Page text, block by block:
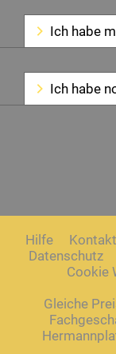
Ich habe
Ich habe
Hilfe Kontakt
Datenschutz
Cookie
Gleiche